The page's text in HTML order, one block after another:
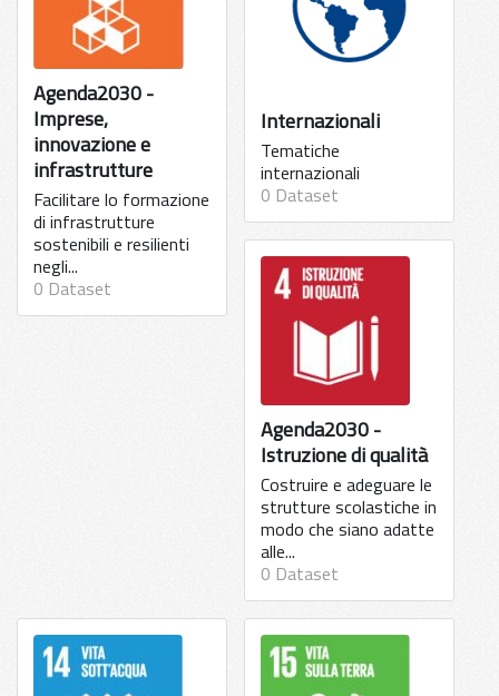
Agenda2030 -
Imprese,
innovazione e
infrastrutture
Facilitare lo formazione
di infrastrutture
sostenibili e resilienti
negli...
0 Dataset
Internazionali
Tematiche
internazionali
0 Dataset
Agenda2030 -
Istruzione di qualità
Costruire e adeguare le
strutture scolastiche in
modo che siano adatte
alle...
0 Dataset